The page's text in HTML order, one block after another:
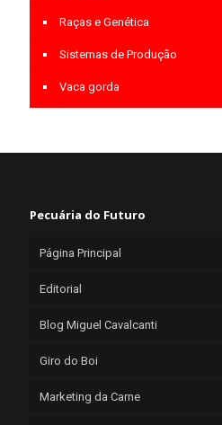
Raças e Genética
Sistemas de Produção
Vaca gorda
Pecuária do Futuro
Página Principal
Editorial
Blog Miguel Cavalcanti
Giro do Boi
Marketing da Carne